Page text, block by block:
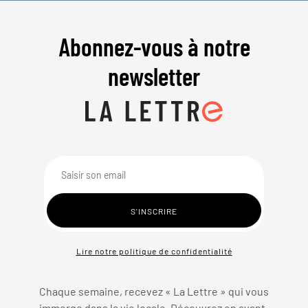
Abonnez-vous à notre
newsletter
Lire notre politique de confidentialité
Chaque semaine, recevez « La Lettre » qui vous